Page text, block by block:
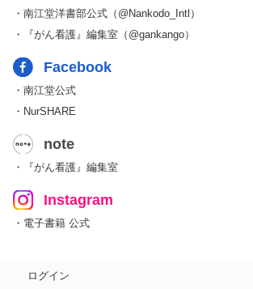
・南江堂洋書部公式（@Nankodo_Intl）
・『がん看護』編集室（@gankango）
Facebook
・南江堂公式
・NurSHARE
note
・『がん看護』編集室
Instagram
・電子書籍 公式
ログイン